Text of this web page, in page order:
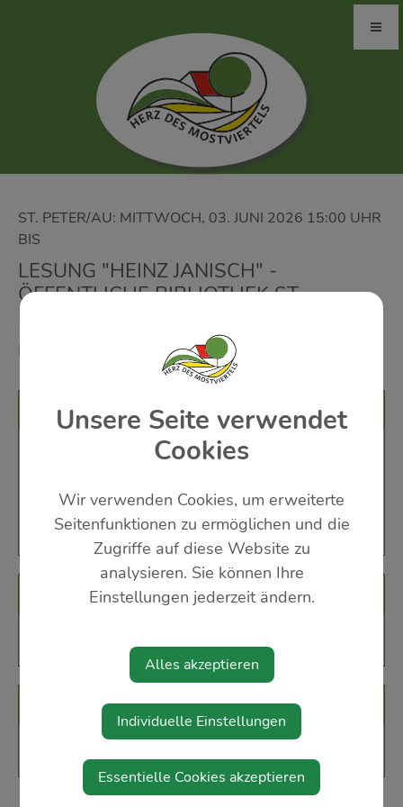
ST. PETER/AU: MITTWOCH, 03. JUNI 2026 15:00 UHR
BIS
LESUNG "HEINZ JANISCH" -
ÖFFENTLICHE BIBLIOTHEK ST.
Kinderbuch "Ich freue mich furchtbar sehr"
Veranstaltungsort
Pfarrsaal St. Peter/Au
3352 St.Peter/Au
Veranstalter
Unsere Seite verwendet
Cookies
Wir verwenden Cookies, um erweiterte
Seitenfunktionen zu ermöglichen und die
Zugriffe auf diese Website zu
analysieren. Sie können Ihre
Einstellungen jederzeit ändern.
Alles akzeptieren
Individuelle Einstellungen
Essentielle Cookies akzeptieren